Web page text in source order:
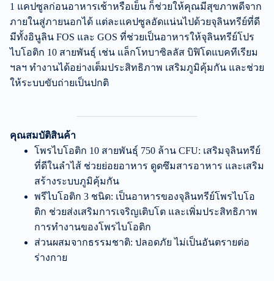
1 แคปซูลก่อนอาหารเช้าหรือเย็น ก็ช่วยให้คุณมีสุขภาพดีจาก
ภายในสู่ภายนอกได้ แต่ละแคปซูลอัดแน่นไปด้วยจุลินทรีย์ที่ดี
มีทั้งอินูลิน FOS และ GOS ที่ช่วยเป็นอาหารให้จุลินทรีย์โปร
ไบโอติก 10 สายพันธุ์ เช่น แล็กโทบาซิลลัส บิฟิโดแบคทีเรียม
ฯลฯ ทำงานได้อย่างเต็มประสิทธิภาพ เสริมภูมิคุ้มกัน และช่วย
ให้ระบบขับถ่ายเป็นปกติ
คุณสมบัติสินค้า
โพรไบโอติก 10 สายพันธุ์ 750 ล้าน CFU: เสริมจุลินทรีย์
ที่ดีในลำไส้ ช่วยย่อยอาหาร ดูดซึมสารอาหาร และเสริม
สร้างระบบภูมิคุ้มกัน
พรีไบโอติก 3 ชนิด: เป็นอาหารของจุลินทรีย์โพรไบโอ
ติก ช่วยส่งเสริมการเจริญเติบโต และเพิ่มประสิทธิภาพ
การทำงานของโพรไบโอติก
ส่วนผสมจากธรรมชาติ: ปลอดภัย ไม่เป็นอันตรายต่อ
ร่างกาย